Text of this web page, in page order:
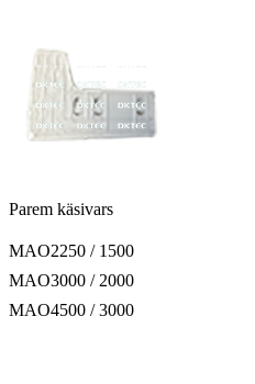
Parem käsivars
MAO2250 / 1500
MAO3000 / 2000
MAO4500 / 3000